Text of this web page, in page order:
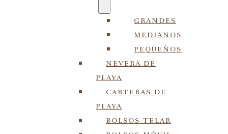
GRANDES
MEDIANOS
PEQUEÑOS
NEVERA DE
PLAYA
CARTERAS DE
PLAYA
BOLSOS TELAR